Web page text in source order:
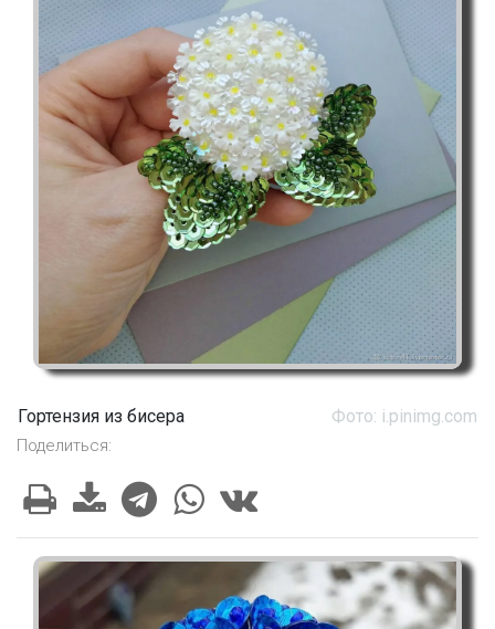
Гортензия из бисера Фото: i.pinimg.com
Поделиться: